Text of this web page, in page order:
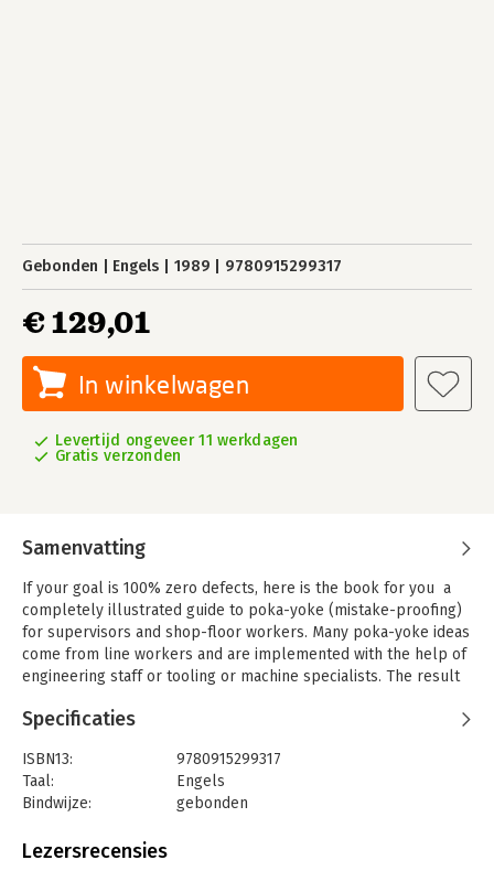
Gebonden Engels 1989 9780915299317
€ 129,01
In winkelwagen
Levertijd ongeveer 11 werkdagen
Gratis verzonden
Samenvatting
If your goal is 100% zero defects, here is the book for you  a
completely illustrated guide to poka-yoke (mistake-proofing)
for supervisors and shop-floor workers. Many poka-yoke ideas
come from line workers and are implemented with the help of
engineering staff or tooling or machine specialists. The result
in efforts to improve your processes, your products, and your
simple, illustrated format to summarize many of the concepts
and main features of poka-yoke. The second section shows 240
examples of poka-yoke improvements implemented in
Specificaties
ISBN13:
9780915299317
Taal:
Engels
Bindwijze:
gebonden
Uitgever:
Lezersrecensies